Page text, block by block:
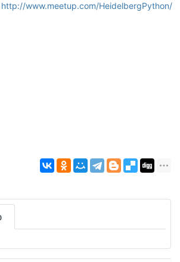
http://www.meetup.com/HeidelbergPython/